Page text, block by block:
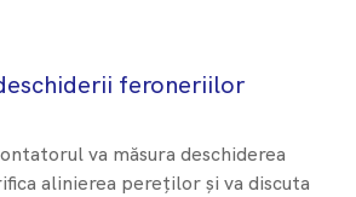
feroneriilor
va măsura deschiderea
alinierea pereților și va discuta